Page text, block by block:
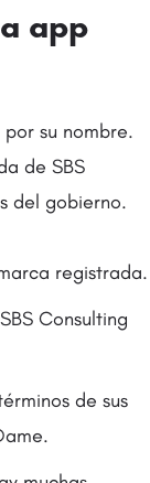
app
su nombre.
de SBS
del gobierno.
registrada.
Consulting
de sus